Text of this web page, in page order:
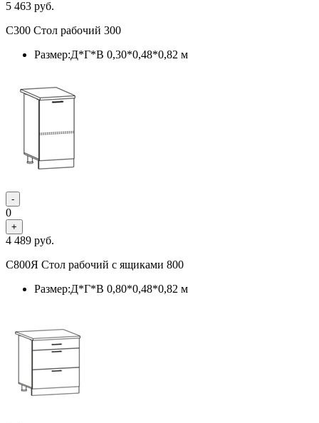
5 463 руб.
С300 Стол рабочий 300
Размер:Д*Г*В 0,30*0,48*0,82 м
-
0
+
4 489 руб.
С800Я Стол рабочий с ящиками 800
Размер:Д*Г*В 0,80*0,48*0,82 м